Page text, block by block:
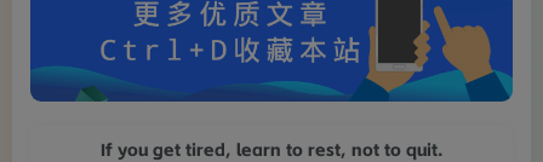
If you get tired, learn to rest, not to quit.